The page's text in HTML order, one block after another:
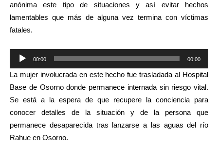
anónima este tipo de situaciones y así evitar hechos
lamentables que más de alguna vez termina con víctimas
fatales.
Reproductor
de
audio
00:00 00:00
La mujer involucrada en este hecho fue trasladada al Hospital
Base de Osorno donde permanece internada sin riesgo vital.
Se está a la espera de que recupere la conciencia para
conocer detalles de la situación y de la persona que
permanece desaparecida tras lanzarse a las aguas del río
Rahue en Osorno.